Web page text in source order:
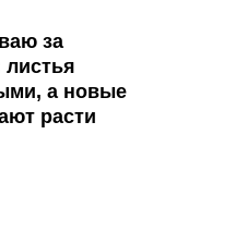
за
листья
а новые
расти